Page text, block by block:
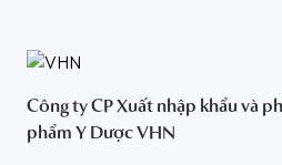
Công ty CP Xuất nhập khẩu và
phẩm Y Dược VHN